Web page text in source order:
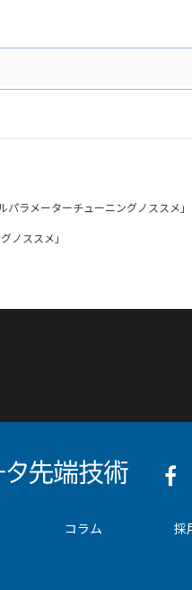
パラメーターチューニングノススメ」
ノススメ」
コラム 採